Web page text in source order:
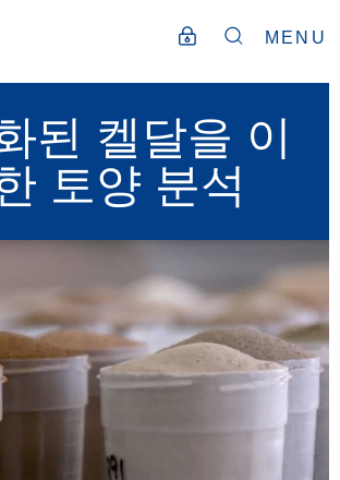
MENU
된 켈달을 이
토양 분석